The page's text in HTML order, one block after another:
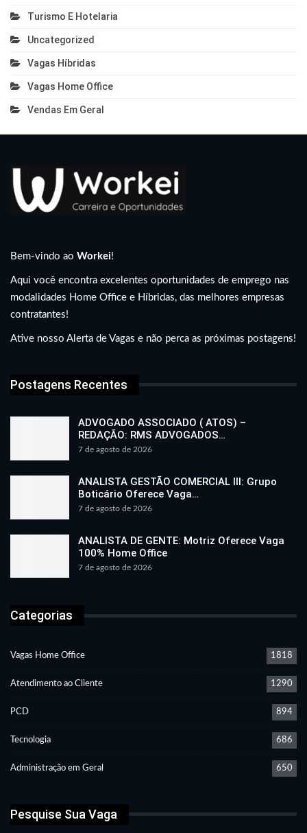
Turismo E Hotelaria
Uncategorized
Vagas Híbridas
Vagas Home Office
Vendas Em Geral
Bem-vindo ao Workei!
Aqui você encontra excelentes oportunidades de emprego nas
modalidades Home Office e Híbridas, das melhores empresas
contratantes!
Ative nosso Alerta de Vagas e não perca as próximas postagens!
Postagens Recentes
ADVOGADO ASSOCIADO ( ATOS) –
REDAÇÃO: RMS ADVOGADOS…
7 de agosto de 2026
ANALISTA GESTÃO COMERCIAL III: Grupo
Boticário Oferece Vaga…
7 de agosto de 2026
ANALISTA DE GENTE: Motriz Oferece Vaga
100% Home Office
7 de agosto de 2026
Categorias
Vagas Home Office 1818
Atendimento ao Cliente 1290
PCD 894
Tecnologia 686
Administração em Geral 650
Pesquise Sua Vaga